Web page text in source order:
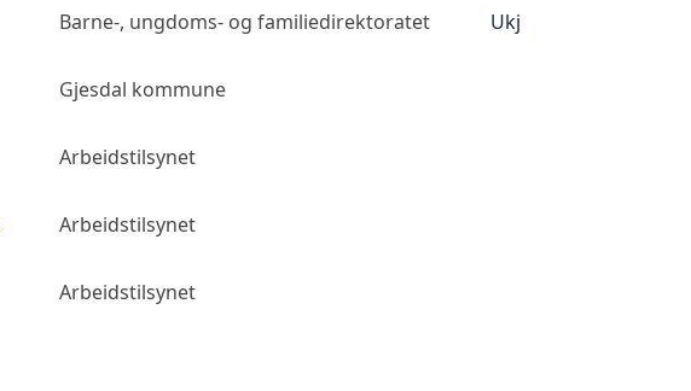
Barne-, ungdoms- og familiedirektoratet Ukjent tilgangsnivå
Gjesdal kommune
Arbeidstilsynet
Arbeidstilsynet
Arbeidstilsynet